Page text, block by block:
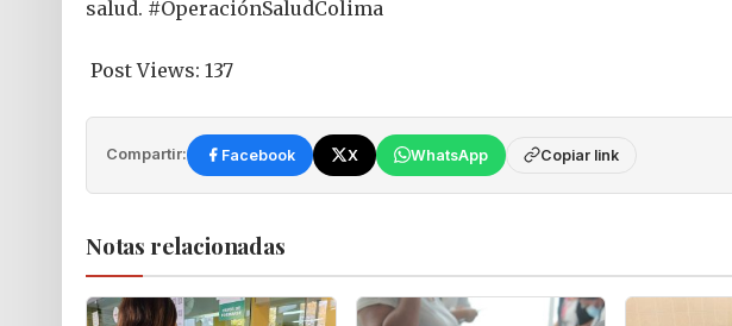
salud. #OperaciónSaludColima
Post Views: 137
Compartir: Facebook X WhatsApp Copiar link
Notas relacionadas